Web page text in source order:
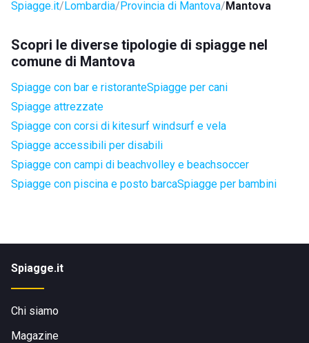
Spiagge.it Lombardia Provincia di Mantova Mantova
Scopri le diverse tipologie di spiagge nel
comune di Mantova
Spiagge con bar e ristoranteSpiagge per cani
Spiagge attrezzate
Spiagge con corsi di kitesurf windsurf e vela
Spiagge accessibili per disabili
Spiagge con campi di beachvolley e beachsoccer
Spiagge con piscina e posto barcaSpiagge per bambini
Spiagge.it
Chi siamo
Magazine